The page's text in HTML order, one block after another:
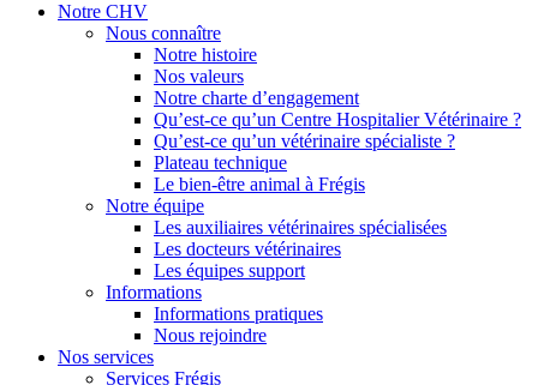
Notre CHV
Nous connaître
Notre histoire
Nos valeurs
Notre charte d’engagement
Qu’est-ce qu’un Centre Hospitalier Vétérinaire ?
Qu’est-ce qu’un vétérinaire spécialiste ?
Plateau technique
Le bien-être animal à Frégis
Notre équipe
Les auxiliaires vétérinaires spécialisées
Les docteurs vétérinaires
Les équipes support
Informations
Informations pratiques
Nous rejoindre
Nos services
Services Frégis